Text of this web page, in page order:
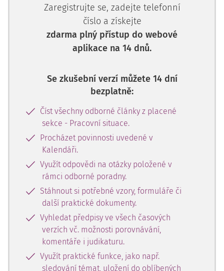
Zaregistrujte se, zadejte telefonní
číslo a získejte
zdarma plný přístup do webové
aplikace na 14 dnů.
Se zkušební verzí můžete 14 dní
bezplatně:
Číst všechny odborné články z placené
sekce - Pracovní situace.
Procházet povinnosti uvedené v
Kalendáři.
Využít odpovědi na otázky položené v
rámci odborné poradny.
Stáhnout si potřebné vzory, formuláře či
další praktické dokumenty.
Vyhledat předpisy ve všech časových
verzích vč. možnosti porovnávání,
komentáře i judikaturu.
Využít praktické funkce, jako např.
sledování témat, uložení do oblíbených